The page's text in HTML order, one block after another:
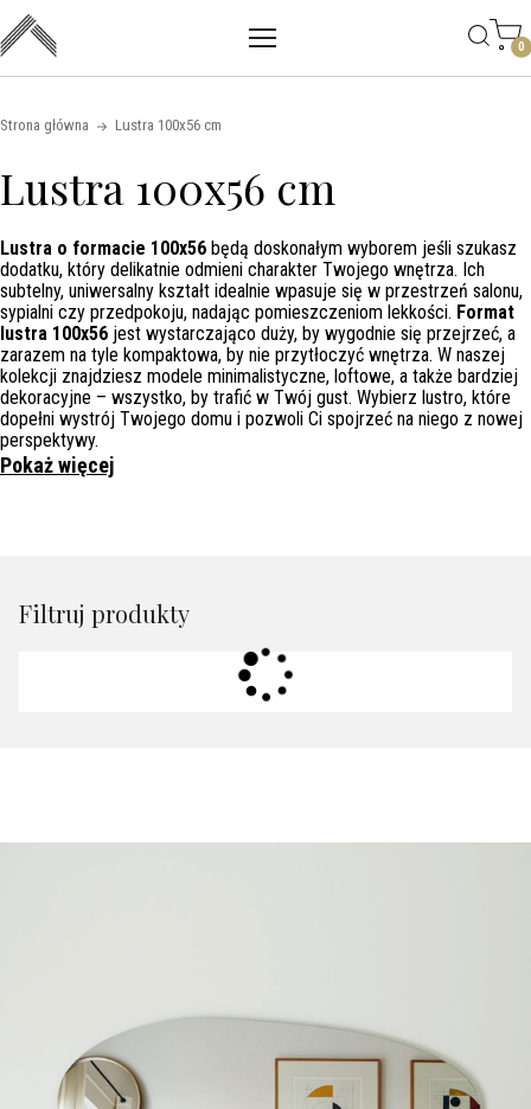
Skip to content
Main mobile navigation
0
Strona główna Lustra 100x56 cm
Lustra 100x56 cm
Lustra o formacie 100x56 będą doskonałym wyborem jeśli szukasz
dodatku, który delikatnie odmieni charakter Twojego wnętrza. Ich
subtelny, uniwersalny kształt idealnie wpasuje się w przestrzeń salonu,
sypialni czy przedpokoju, nadając pomieszczeniom lekkości. Format
lustra 100x56 jest wystarczająco duży, by wygodnie się przejrzeć, a
zarazem na tyle kompaktowa, by nie przytłoczyć wnętrza. W naszej
kolekcji znajdziesz modele minimalistyczne, loftowe, a także bardziej
dekoracyjne – wszystko, by trafić w Twój gust. Wybierz lustro, które
dopełni wystrój Twojego domu i pozwoli Ci spojrzeć na niego z nowej
perspektywy.
Pokaż więcej
Filtruj produkty